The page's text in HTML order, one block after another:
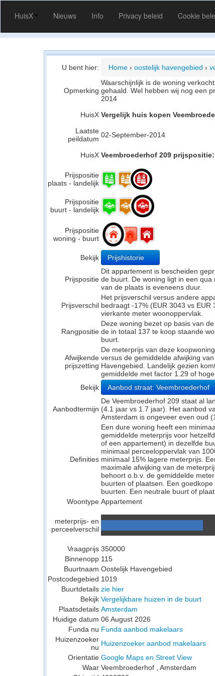
HuisX Nieuws Info Privacy beleid Cookie
U bent hier: Home › oostelijk havengebied ›
Opmerking
Waarschijnlijk is de woning
gehaald. Wel hebben wij nog een
2014
HuisX Vergelijk huis kopen
Laatste
peildatum 02-September-2014
HuisX Veembroederhof 209 prijspositie:
Prijspositie
plaats - landelijk
Prijspositie
buurt - landelijk
Prijspositie
woning - buurt
Bekijk Prijshistorie
Prijspositie
Dit appartement is bescheiden
de buurt. De woning ligt in een
van de plaats is eveneens duur.
Prijsverschil
Het prijsverschil versus andere
bedraagt -17% (EUR 3043 vs
vierkante meter woonoppervlak.
Rangpositie
Deze woning bezet op basis van
de in totaal 137 te koop staande
buurt.
Afwijkende
prijszetting
De meterprijs van deze
versus de gemiddelde afwijking
Havengebied. Landelijk gezien
gemiddelde met factor 1.29 of
Bekijk
Aanbod straat: Veembroederhof
Aanbodtermijn
De Veembroederhof 209 staat al
(4.1 jaar vs 1.7 jaar). Het aanbod
Amsterdam is ongeveer even oud
Definities
Een dure woning heeft een
gemiddelde meterprijs voor
of een appartement) in dezelfde
minimaal perceeloppervlak van
minimaal 15% lagere meterprijs.
maximale afwijking van de
behoort o.b.v. de gemiddelde
buurten of plaatsen. Een
buurten. Een neutrale buurt of
Woontype Appartement
meterprijs- en
perceelverschil
Vraagprijs 350000
Binnenopp 115
Buurtnaam Oostelijk Havengebied
Postcodegebied 1019
Buurtdetails zie hier
Bekijk Vergelijkbare huizen in de buurt
Plaatsdetails Amsterdam
Huidige datum 06 August 2026
Funda nu Funda aanbod makelaars
Huizenzoeker
nu Huizenzoeker aanbod makelaars
Orientatie Google Maps en Street View
Waar Veembroederhof , Amsterdam